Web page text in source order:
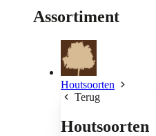
Assortiment
Houtsoorten
Terug
Houtsoorten